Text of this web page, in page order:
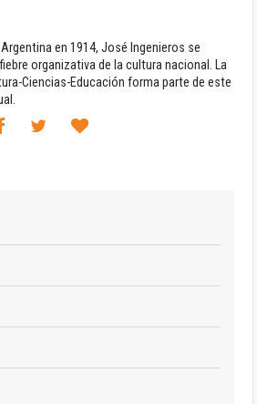
en 1914, José Ingenieros se
organizativa de la cultura nacional. La
Ciencias-Educación forma parte de este